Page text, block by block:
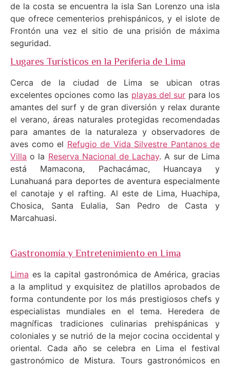
de la costa se encuentra la isla San Lorenzo una isla
que ofrece cementerios prehispánicos, y el islote de
Frontón una vez el sitio de una prisión de máxima
seguridad.
Lugares Turísticos en la Periferia de Lima
Cerca de la ciudad de Lima se ubican otras
excelentes opciones como las playas del sur para los
amantes del surf y de gran diversión y relax durante
el verano, áreas naturales protegidas recomendadas
para amantes de la naturaleza y observadores de
aves como el Refugio de Vida Silvestre Pantanos de
Villa o la Reserva Nacional de Lachay. A sur de Lima
está Mamacona, Pachacámac, Huancaya y
Lunahuaná para deportes de aventura especialmente
el canotaje y el rafting. Al este de Lima, Huachipa,
Chosica, Santa Eulalia, San Pedro de Casta y
Marcahuasi.
Gastronomía y Entretenimiento en Lima
Lima es la capital gastronómica de América, gracias
a la amplitud y exquisitez de platillos aprobados de
forma contundente por los más prestigiosos chefs y
especialistas mundiales en el tema. Heredera de
magníficas tradiciones culinarias prehispánicas y
coloniales y se nutrió de la mejor cocina occidental y
oriental. Cada año se celebra en Lima el festival
gastronómico de Mistura. Tours gastronómicos en